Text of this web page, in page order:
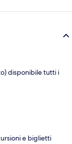
disponibile tutti i
e biglietti